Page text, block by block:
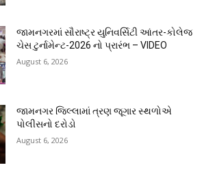
જામનગરમાં સૌરાષ્ટ્ર યુનિવર્સિટી આંતર-કોલેજ
ચેસ ટુર્નામેન્ટ-2026 નો પ્રારંભ – VIDEO
August 6, 2026
જામનગર જિલ્લામાં ત્રણ જૂગાર સ્થળોએ
પોલીસનો દરોડો
August 6, 2026